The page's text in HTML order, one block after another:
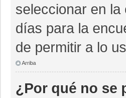
seleccionar en
días para la
de permitir a lo
Arriba
¿Por qué no se